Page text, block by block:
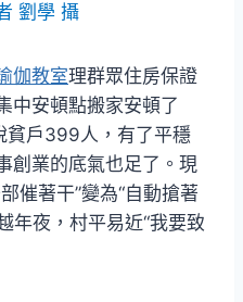
劉學 攝
伽教室理群眾住房保證
中安頓點搬家安頓了
戶399人，有了平穩
創業的底氣也足了。現
催著干”變為“自動搶著
年夜，村平易近“我要致